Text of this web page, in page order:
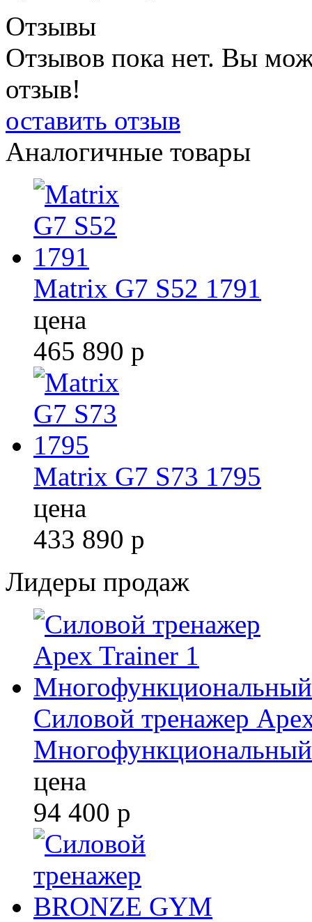
Отзывы
Отзывов пока нет. Вы
отзыв!
оставить отзыв
Аналогичные товары
Matrix G7 S52 1791
цена
465 890 р
Matrix G7 S73 1795
цена
433 890 р
Лидеры продаж
Силовой тренажер
Многофункциональный
цена
94 400 р